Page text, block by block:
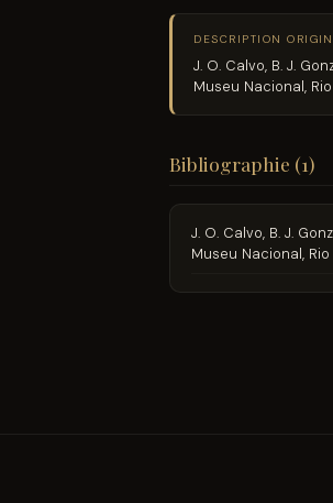
DESCRIPTION
J. O. Calvo, B. J.
Museu Nacional,
Bibliographie (1)
J. O. Calvo, B. J.
Museu Nacional,